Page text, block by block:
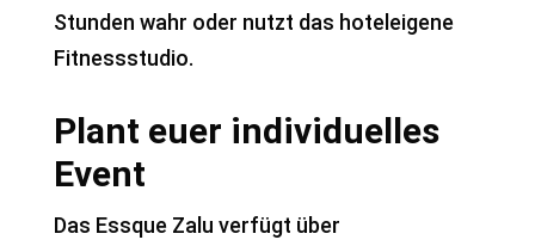
Stunden wahr oder nutzt das hoteleigene
Fitnessstudio.
Plant euer individuelles
Event
Das Essque Zalu verfügt über